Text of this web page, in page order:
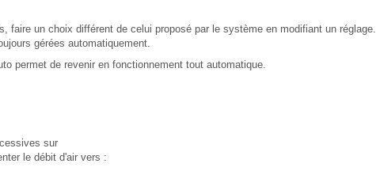
faire un choix différent de celui proposé par le système en modifiant un réglage.
gérées automatiquement.
permet de revenir en fonctionnement tout automatique.
sur
le débit d'air vers :